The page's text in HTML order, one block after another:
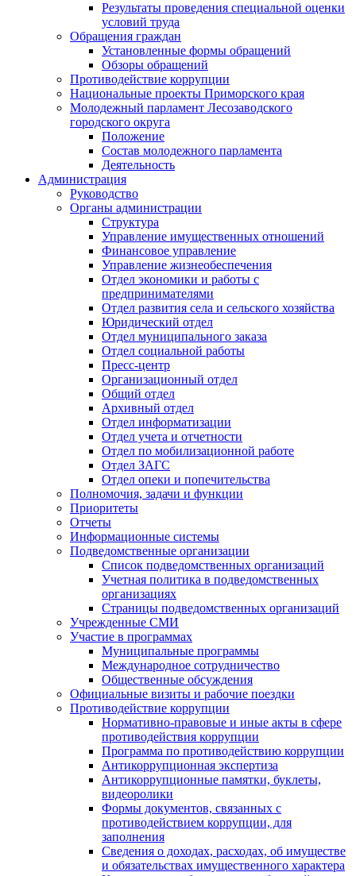
Результаты проведения специальной оценки
условий труда
Обращения граждан
Установленные формы обращений
Обзоры обращений
Противодействие коррупции
Национальные проекты Приморского края
Молодежный парламент Лесозаводского
городского округа
Положение
Состав молодежного парламента
Деятельность
Администрация
Руководство
Органы администрации
Структура
Управление имущественных отношений
Финансовое управление
Управление жизнеобеспечения
Отдел экономики и работы с
предпринимателями
Отдел развития села и сельского хозяйства
Юридический отдел
Отдел муниципального заказа
Отдел социальной работы
Пресс-центр
Организационный отдел
Общий отдел
Архивный отдел
Отдел информатизации
Отдел учета и отчетности
Отдел по мобилизационной работе
Отдел ЗАГС
Отдел опеки и попечительства
Полномочия, задачи и функции
Приоритеты
Отчеты
Информационные системы
Подведомственные организации
Список подведомственных организаций
Учетная политика в подведомственных
организациях
Страницы подведомственных организаций
Учрежденные СМИ
Участие в программах
Муниципальные программы
Международное сотрудничество
Общественные обсуждения
Официальные визиты и рабочие поездки
Противодействие коррупции
Нормативно-правовые и иные акты в сфере
противодействия коррупции
Программа по противодействию коррупции
Антикоррупционная экспертиза
Антикоррупционные памятки, буклеты,
видеоролики
Формы документов, связанных с
противодействием коррупции, для
заполнения
Сведения о доходах, расходах, об имуществе
и обязательствах имущественного характера